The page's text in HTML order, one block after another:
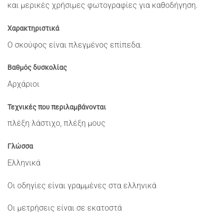
και μερικές χρήσιμες φωτογραφίες για καθοδήγηση.
Χαρακτηριστικά
Ο σκούφος είναι πλεγμένος επίπεδα.
Βαθμός δυσκολίας
Αρχάριοι
Τεχνικές που περιλαμβάνονται
πλέξη λάστιχο, πλέξη μους
Γλώσσα
Ελληνικά
Οι οδηγίες είναι γραμμένες στα ελληνικά
Οι μετρήσεις είναι σε εκατοστά